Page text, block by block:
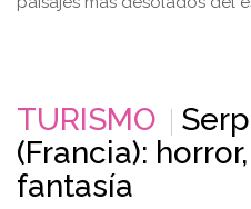
TURISMO
(Francia):
fantasía